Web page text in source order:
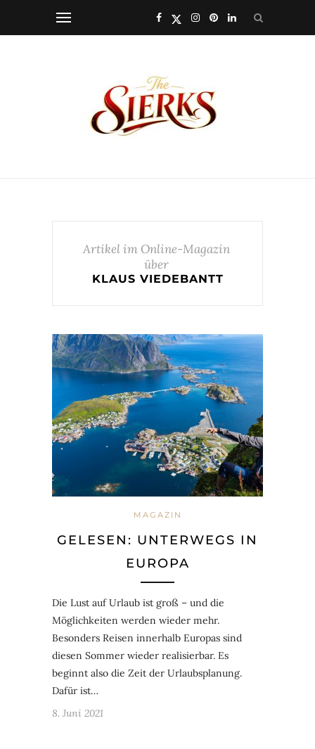
Artikel im Online-Magazin
über
KLAUS VIEDEBANTT
MAGAZIN
GELESEN: UNTERWEGS IN
EUROPA
Die Lust auf Urlaub ist groß – und die
Möglichkeiten werden wieder mehr.
Besonders Reisen innerhalb Europas sind
diesen Sommer wieder realisierbar. Es
beginnt also die Zeit der Urlaubsplanung.
Dafür ist…
8. Juni 2021